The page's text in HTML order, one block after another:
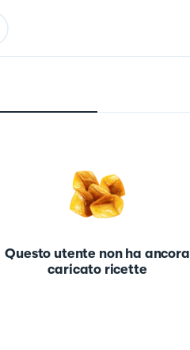
Questo utente non ha ancora
caricato ricette